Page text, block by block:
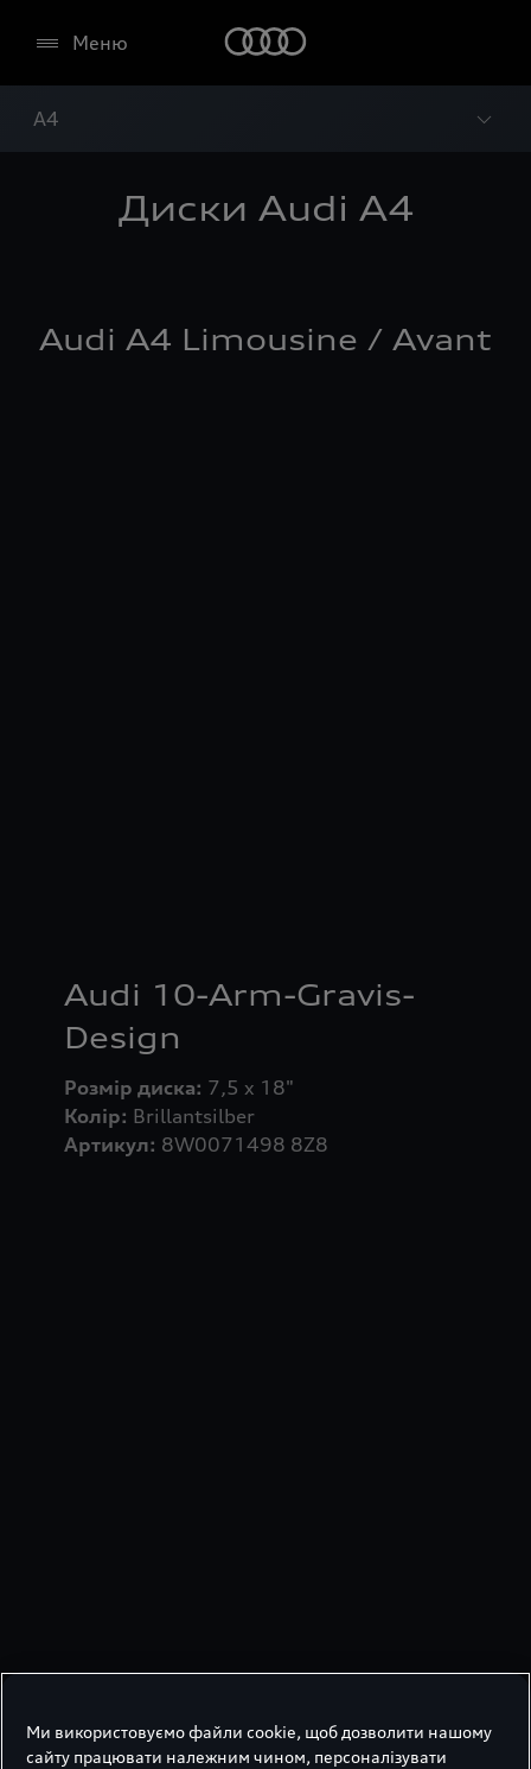
Меню
A4
Диски Audi A4
Audi A4 Limousine / Avant
Audi 10-Arm-Gravis-
Design
Розмір диска:
Колір:
Brillantsilber
Артикул: 8W0071498 8Z8
Ми використовуємо файли cookie, щоб дозволити нашому
сайту працювати належним чином, персоналізувати